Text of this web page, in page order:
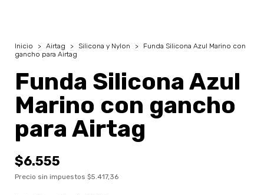
Inicio > Airtag > Silicona y Nylon >
Funda Silicona Azul Marino con
gancho para Airtag
Funda Silicona Azul
Marino con gancho
para Airtag
$6.555
Precio sin impuestos $5.417,36